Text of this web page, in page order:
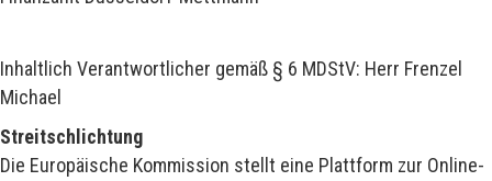
Inhaltlich Verantwortlicher gemäß § 6 MDStV: Herr Frenzel
Michael
Streitschlichtung
Die Europäische Kommission stellt eine Plattform zur Online-